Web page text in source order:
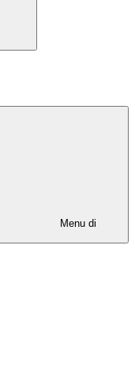
Menu di